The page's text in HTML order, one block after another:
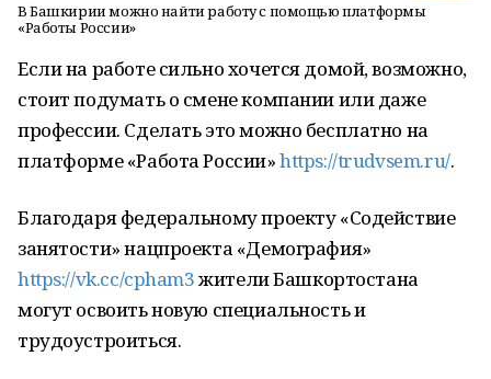
В Башкирии можно найти работу с помощью платформы
«Работы России»
Если на работе сильно хочется домой, возможно,
стоит подумать о смене компании или даже
профессии. Сделать это можно бесплатно на
платформе «Работа России»https://trudvsem.ru/.
Благодаря федеральному проекту «Содействие
занятости» нацпроекта «Демография»
https://vk.cc/cpham3жители Башкортостана
могут освоить новую специальность и
трудоустроиться.